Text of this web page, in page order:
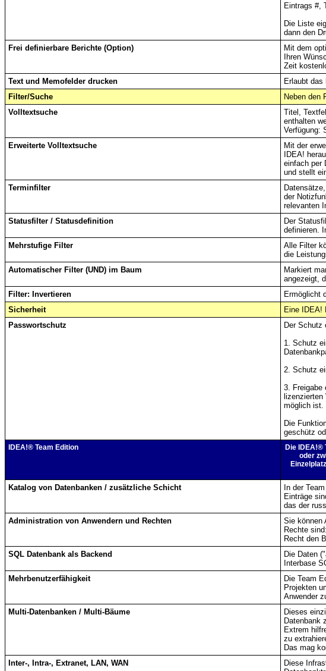
Eintrags #,
Die Liste
dann den
Frei definierbare Berichte (Option)
Mit dem
Ihren
Zeit
Text und Memofelder drucken
Erlaubt das
Filter/Suche
Neben den
Volltextsuche
Titel,
enthalten
Verfügung:
Erweiterte Volltextsuche
Mit der
IDEA!
einfach per
und stellt
Terminfilter
der
relevanten
Statusfilter / Statusdefinition
Der
definieren.
Mehrstufige Filter
Alle Filter
die
Automatischer Filter (UND) im Baum
Markiert
angezeigt,
Filter: Invertieren
Ermöglicht
Sicherheit
Eine IDEA!
Passwortschutz
Der Schutz
1. Schutz
2. Schutz
3. Freigabe
möglich ist.
Die
geschütz
IDEA!® Team Edition
Die IDEA!®
oder
Katalog von Datenbanken / zusätzliche Schicht
In der
Einträge
das der
Administration von Anwendern und Rechten
Sie können
Rechte
Recht den
SQL Datenbank als Backend
Die Daten
Interbase
Mehrbenutzerfähigkeit
Die Team
Projekten
Anwender
Multi-Datenbanken / Multi-Bäume
Dieses
Datenbank
Extrem
zu
Das mag
Inter-, Intra-, Extranet, LAN, WAN
Diese